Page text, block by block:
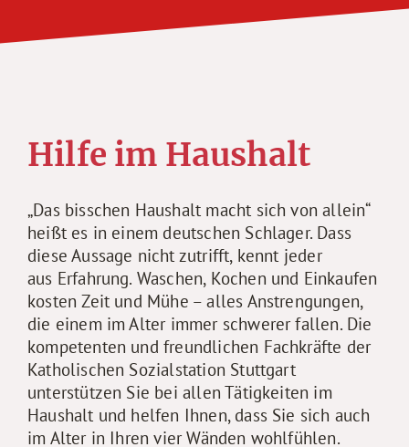
Hilfe im Haushalt
„Das bisschen Haushalt macht sich von allein“
heißt es in einem deutschen Schlager. Dass
diese Aussage nicht zutrifft, kennt jeder
aus Erfahrung. Waschen, Kochen und Einkaufen
kosten Zeit und Mühe – alles Anstrengungen,
die einem im Alter immer schwerer fallen. Die
kompetenten und freundlichen Fachkräfte der
Katholischen Sozialstation Stuttgart
unterstützen Sie bei allen Tätigkeiten im
Haushalt und helfen Ihnen, dass Sie sich auch
im Alter in Ihren vier Wänden wohlfühlen.